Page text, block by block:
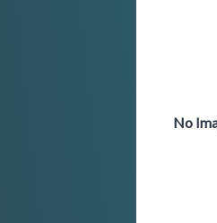
No